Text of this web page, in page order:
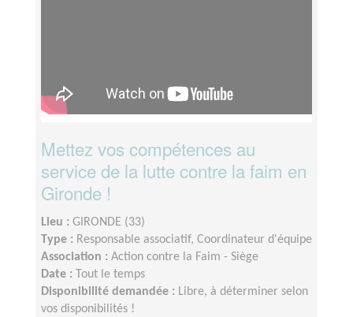
Mettez vos compétences au
service de la lutte contre la faim en
Gironde !
Lieu : GIRONDE (33)
Type : Responsable associatif, Coordinateur d'équipe
Association : Action contre la Faim - Siège
Date :
Tout le temps
Disponibilité demandée : Libre, à déterminer selon
vos disponibilités !